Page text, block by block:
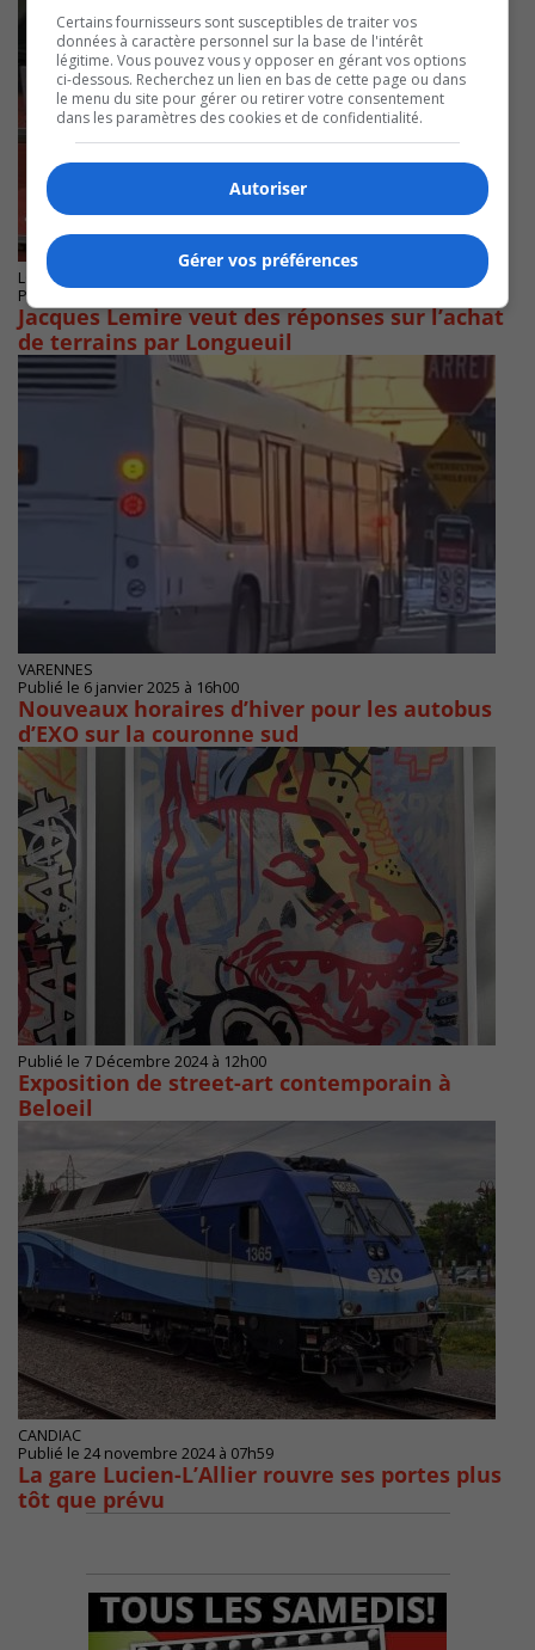
LONGUEUIL
Publié le 26 février 2025 à 16h00
Jacques Lemire veut des réponses sur l’achat
de terrains par Longueuil
VARENNES
Publié le 6 janvier 2025 à 16h00
Nouveaux horaires d’hiver pour les autobus
d’EXO sur la couronne sud
Publié le 7 Décembre 2024 à 12h00
Exposition de street-art contemporain à
Beloeil
CANDIAC
Publié le 24 novembre 2024 à 07h59
La gare Lucien-L’Allier rouvre ses portes plus
tôt que prévu
Certains fournisseurs sont susceptibles de traiter vos
données à caractère personnel sur la base de l'intérêt
légitime. Vous pouvez vous y opposer en gérant vos options
ci-dessous. Recherchez un lien en bas de cette page ou dans
le menu du site pour gérer ou retirer votre consentement
dans les paramètres des cookies et de confidentialité.
Autoriser
Gérer vos préférences